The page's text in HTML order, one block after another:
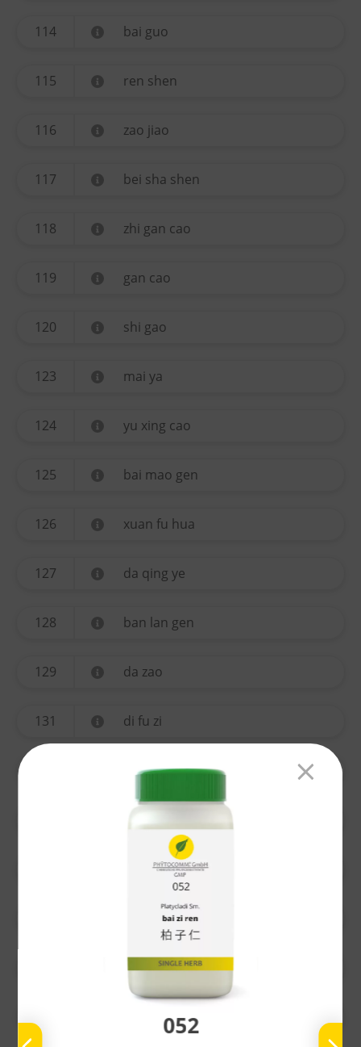
052
114 bai guo
115 ren shen
116 zao jiao
117 bei sha shen
118 zhi gan cao
119 gan cao
120 shi gao
123 mai ya
124 yu xing cao
125 bai mao gen
126 xuan fu hua
127 da qing ye
128 ban lan gen
129 da zao
131 di fu zi
yi mu cao
ting li zi
chuan xiong
gao ben
nu zhen zi